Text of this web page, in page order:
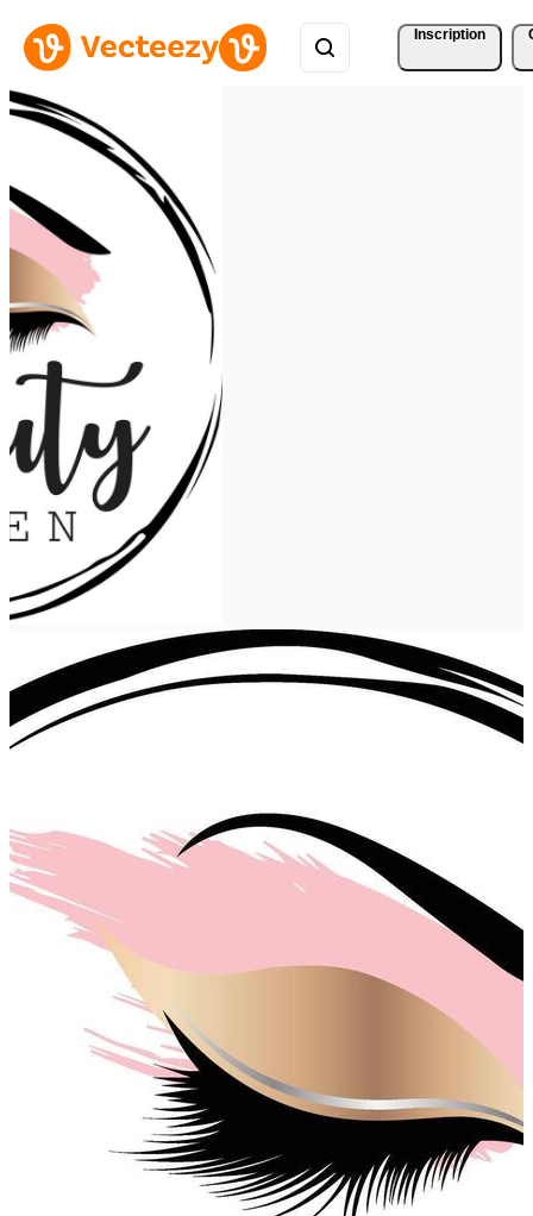
Inscription